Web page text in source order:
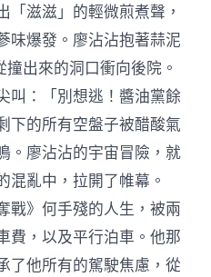
「滋滋」的輕微煎煮聲，
味爆發。廖沾沾抱著蒜泥
出來的洞口衝向後院。
叫：「別想逃！醬油黨餘
下的所有空盤子被醋酸氣
。廖沾沾的宇宙冒險，就
混亂中，拉開了帷幕。
戰》何手殘的人生，被兩
費，以及平行泊車。他那
了他所有的駕駛焦慮，從